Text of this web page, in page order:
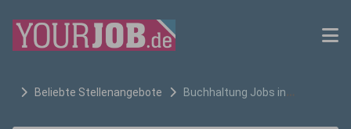
Beliebte Stellenangebote Buchhaltung Jobs in